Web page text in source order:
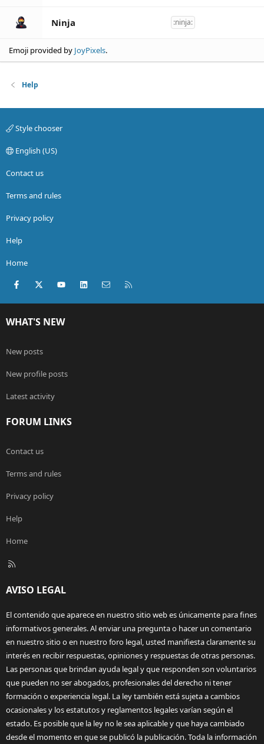
Ninja :ninja:
Emoji provided by JoyPixels.
Help
Style chooser
English (US)
Contact us
Terms and rules
Privacy policy
Help
Home
Facebook
X youtubeLinkedInContact us
WHAT'S NEW
New posts
New profile posts
Latest activity
FORUM LINKS
Contact us
Terms and rules
Privacy policy
Help
Home
S
AVISO LEGAL
El contenido que aparece en nuestro sitio web es únicamente para fines
informativos generales. Al enviar una pregunta o hacer un comentario
en nuestro sitio o en nuestro foro legal, usted manifiesta claramente su
interés en recibir respuestas, opiniones y respuestas de otras personas.
Las personas que brindan ayuda legal y que responden son voluntarios
que pueden no ser abogados, profesionales del derecho ni tener
formación o experiencia legal. La ley también está sujeta a cambios
ocasionales y los estatutos y reglamentos legales varían según el
estado. Es posible que la ley no le sea aplicable y que haya cambiado
desde el momento en que se publicó la publicación. Toda la información